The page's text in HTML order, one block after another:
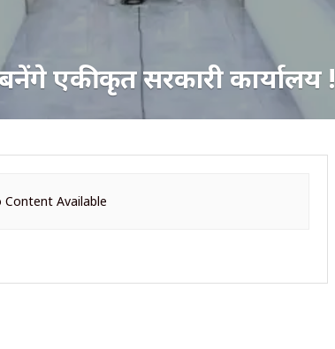
एकीकृत सरकारी कार्यालय !
Content Available